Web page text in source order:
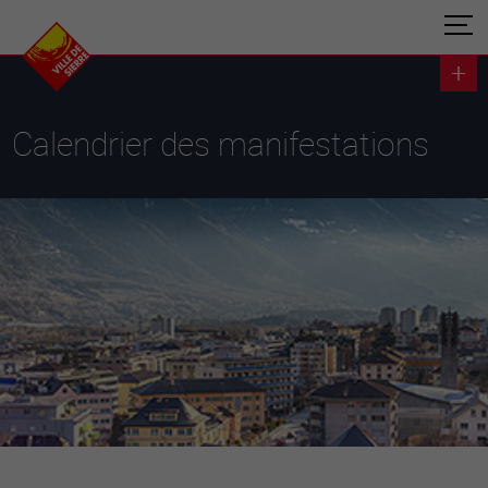
Calendrier des manifestations